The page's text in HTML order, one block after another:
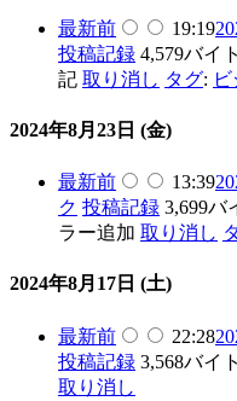
最新前 19:19
投稿記録 4,579バイト
記 取り消し タグ:
2024年8月23日 (金)
最新前 13:39
ク 投稿記録 3,699バ
ラー追加 取り消し
2024年8月17日 (土)
最新前 22:28
投稿記録 3,568バイト
取り消し